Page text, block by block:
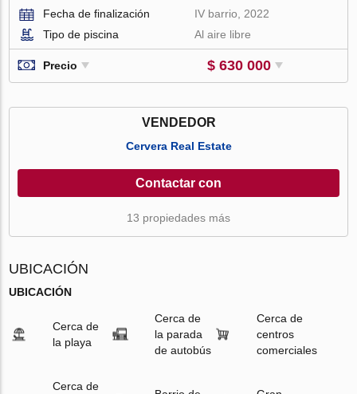
Fecha de finalización
IV barrio, 2022
Tipo de piscina
Al aire libre
Precio $ 630 000
VENDEDOR
Cervera Real Estate
Contactar con
13 propiedades más
UBICACIÓN
UBICACIÓN
Cerca de
la playa
Cerca de
la parada
de autobús
Cerca de
centros
comerciales
Cerca de